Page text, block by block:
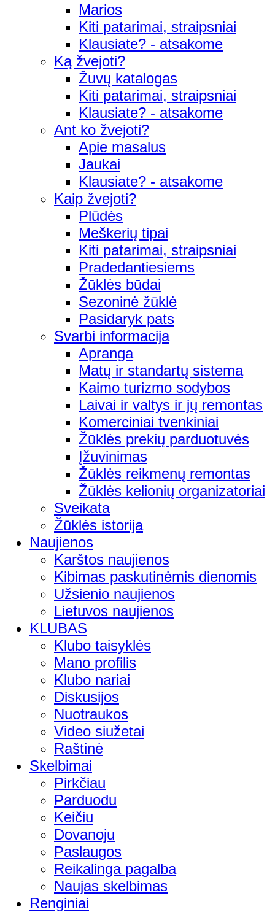
Marios
Kiti patarimai, straipsniai
Klausiate? - atsakome
Ką žvejoti?
Žuvų katalogas
Kiti patarimai, straipsniai
Klausiate? - atsakome
Ant ko žvejoti?
Apie masalus
Jaukai
Klausiate? - atsakome
Kaip žvejoti?
Plūdės
Meškerių tipai
Kiti patarimai, straipsniai
Pradedantiesiems
Žūklės būdai
Sezoninė žūklė
Pasidaryk pats
Svarbi informacija
Apranga
Matų ir standartų sistema
Kaimo turizmo sodybos
Laivai ir valtys ir jų remontas
Komerciniai tvenkiniai
Žūklės prekių parduotuvės
Įžuvinimas
Žūklės reikmenų remontas
Žūklės kelionių organizatoriai
Sveikata
Žūklės istorija
Naujienos
Karštos naujienos
Kibimas paskutinėmis dienomis
Užsienio naujienos
Lietuvos naujienos
KLUBAS
Klubo taisyklės
Mano profilis
Klubo nariai
Diskusijos
Nuotraukos
Video siužetai
Raštinė
Skelbimai
Pirkčiau
Parduodu
Keičiu
Dovanoju
Paslaugos
Reikalinga pagalba
Naujas skelbimas
Renginiai